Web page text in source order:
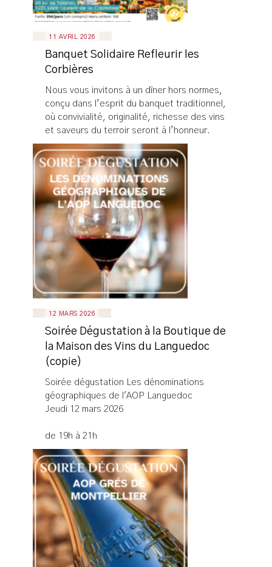
11 AVRIL 2026
Banquet Solidaire Refleurir les
Corbières
Nous vous invitons à un dîner hors normes,
conçu dans l’esprit du banquet traditionnel,
où convivialité, originalité, richesse des vins
et saveurs du terroir seront à l’honneur.
12 MARS 2026
Soirée Dégustation à la Boutique de
la Maison des Vins du Languedoc
(copie)
Soirée dégustation Les dénominations
géographiques de l'AOP Languedoc
Jeudi 12 mars 2026
de 19h à 21h